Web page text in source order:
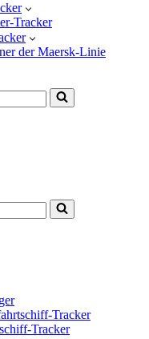
Tracker
der Maersk-Linie
Tracker
Tracker